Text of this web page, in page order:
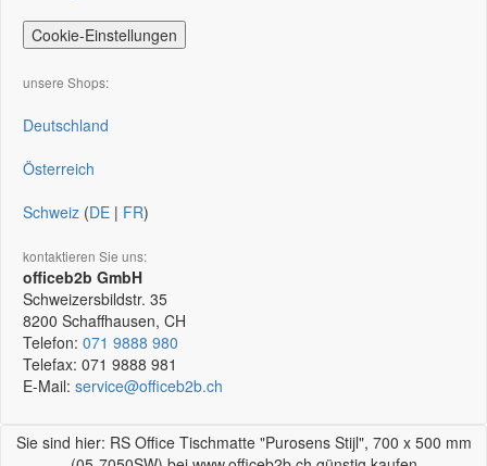
Cookie-Einstellungen
unsere Shops:
Deutschland
Österreich
Schweiz (DE | FR)
kontaktieren Sie uns:
officeb2b GmbH
Schweizersbildstr. 35
8200 Schaffhausen, CH
Telefon: 071 9888 980
Telefax: 071 9888 981
E-Mail: service@officeb2b.ch
Sie sind hier: RS Office Tischmatte "Purosens Stijl", 700 x 500 mm